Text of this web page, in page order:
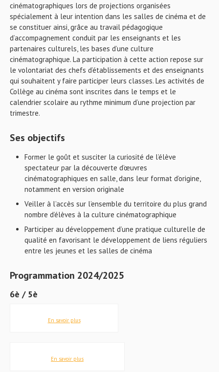
cinématographiques lors de projections organisées
spécialement à leur intention dans les salles de cinéma et de
se constituer ainsi, grâce au travail pédagogique
d’accompagnement conduit par les enseignants et les
partenaires culturels, les bases d’une culture
cinématographique. La participation à cette action repose sur
le volontariat des chefs d’établissements et des enseignants
qui souhaitent y faire participer leurs classes. Les activités de
Collège au cinéma sont inscrites dans le temps et le
calendrier scolaire au rythme minimum d’une projection par
trimestre.
Ses objectifs
Former le goût et susciter la curiosité de l’élève
spectateur par la découverte d’œuvres
cinématographiques en salle, dans leur format d’origine,
notamment en version originale
Veiller à l’accès sur l’ensemble du territoire du plus grand
nombre d’élèves à la culture cinématographique
Participer au développement d’une pratique culturelle de
qualité en favorisant le développement de liens réguliers
entre les jeunes et les salles de cinéma
Programmation 2024/2025
6è / 5è
En savoir plus
En savoir plus